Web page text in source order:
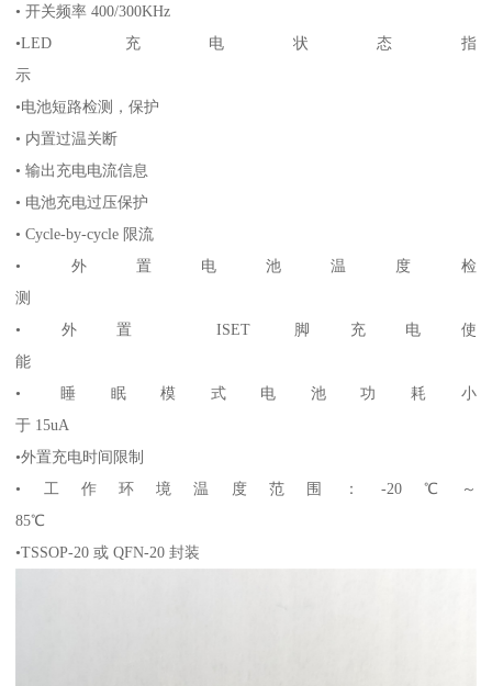
• 开关频率 400/300KHz
•LED 充电状态指
示
•电池短路检测，保护
• 内置过温关断
• 输出充电电流信息
• 电池充电过压保护
• Cycle-by-cycle 限流
•外置电池温度检
测
•外置 ISET 脚充电使
能
• 睡眠模式电池功耗小
于 15uA
•外置充电时间限制
•工作环境温度范围：-20℃～
85℃
•TSSOP-20 或 QFN-20 封装